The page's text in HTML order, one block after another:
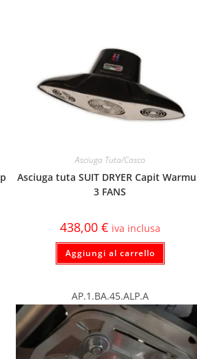
Asciuga Tuta/Casco
Asciuga tuta SUIT DRYER Capit
3 FANS
438,00 € iva inclusa
Aggiungi al carrello
AP.1.BA.45.ALP.A